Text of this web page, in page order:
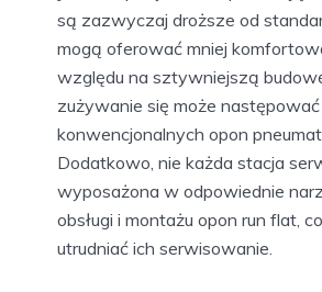
są zazwyczaj droższe od
mogą oferować mniej
względu na sztywniejszą
zużywanie się może
konwencjonalnych opon
Dodatkowo, nie każda stacja
wyposażona w odpowiednie
obsługi i montażu opon run flat,
utrudniać ich serwisowanie.